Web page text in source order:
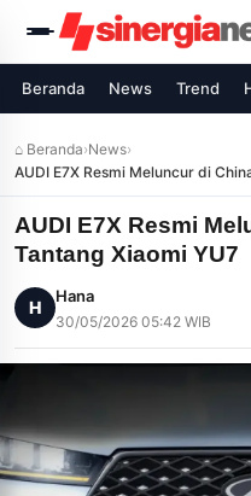
Beranda News Trend
⌂ Beranda›News›
AUDI E7X Resmi Meluncur di
AUDI E7X Resmi
Tantang Xiaomi YU7
H
Hana
30/05/2026 05:42 WIB